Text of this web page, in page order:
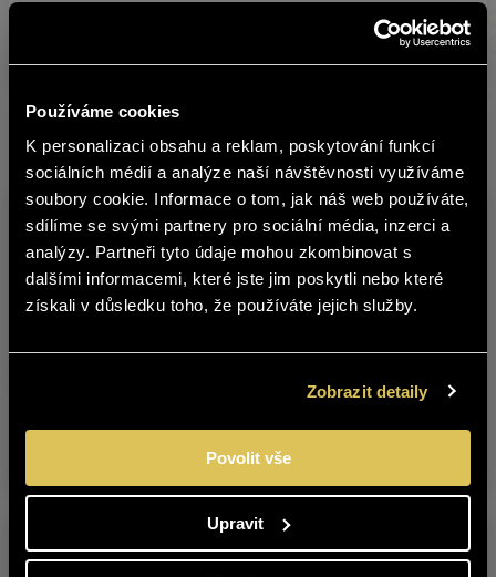
Používáme cookies
K personalizaci obsahu a reklam, poskytování funkcí
sociálních médií a analýze naší návštěvnosti využíváme
soubory cookie. Informace o tom, jak náš web používáte,
sdílíme se svými partnery pro sociální média, inzerci a
analýzy. Partneři tyto údaje mohou zkombinovat s
dalšími informacemi, které jste jim poskytli nebo které
získali v důsledku toho, že používáte jejich služby.
Zobrazit detaily
Povolit vše
Upravit
5305022 0,75 l
Další produkty z této značky
SOLITÉR –
Obsah stránek BOHEMIA SEKT není
vhodný pro osoby mladší 18 let.
Jste starší 18 let?